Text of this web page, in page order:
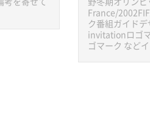
France/
ク番組ガイド
invitationロゴ
ゴマーク など